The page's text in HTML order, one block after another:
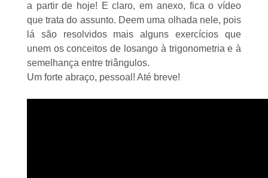
a partir de hoje! E claro, em anexo, fica o vídeo
que trata do assunto. Deem uma olhada nele, pois
lá são resolvidos mais alguns exercícios que
unem os conceitos de losango à trigonometria e à
semelhança entre triângulos.
Um forte abraço, pessoal! Até breve!